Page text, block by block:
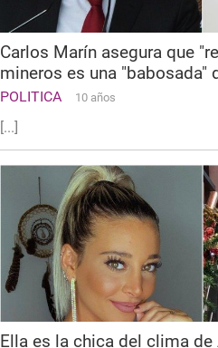
Carlos Marín asegura que
mineros es una "babosada"
POLITICA 10 años
[...]
Ella es la chica del clima de